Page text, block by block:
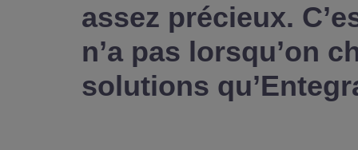
assez précieux.
n’a pas lorsqu’on
solutions